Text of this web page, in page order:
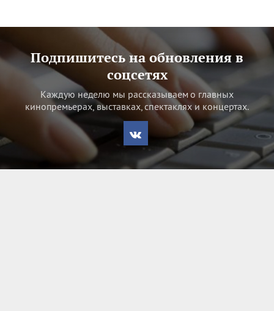
Подпишитесь на обновления в
соцсетях
Каждую неделю мы рассказываем о главных
кинопремьерах, выставках, спектаклях и концертах.